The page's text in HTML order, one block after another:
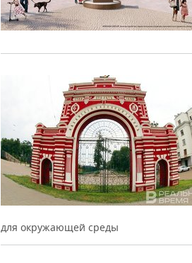
для окружающей среды